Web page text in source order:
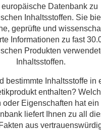
Datenbank zu
Inhaltsstoffen. Sie
geprüfte und
Informationen zu fast
Produkten
Inhaltsstoffen.
bestimmte Inhaltsstoffe in
enthalten?
oder Eigenschaften hat ein
liefert Ihnen zu all
aus